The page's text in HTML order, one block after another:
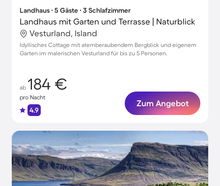
Landhaus ∙ 5 Gäste ∙ 3 Schlafzimmer
Landhaus mit Garten und Terrasse | Naturblick
Vesturland, Island
Idyllisches Cottage mit atemberaubendem Bergblick und eigenem
Garten im malerischen Vesturland für bis zu 5 Personen.
ab 184 €
pro Nacht
4.9
Zum Angebot